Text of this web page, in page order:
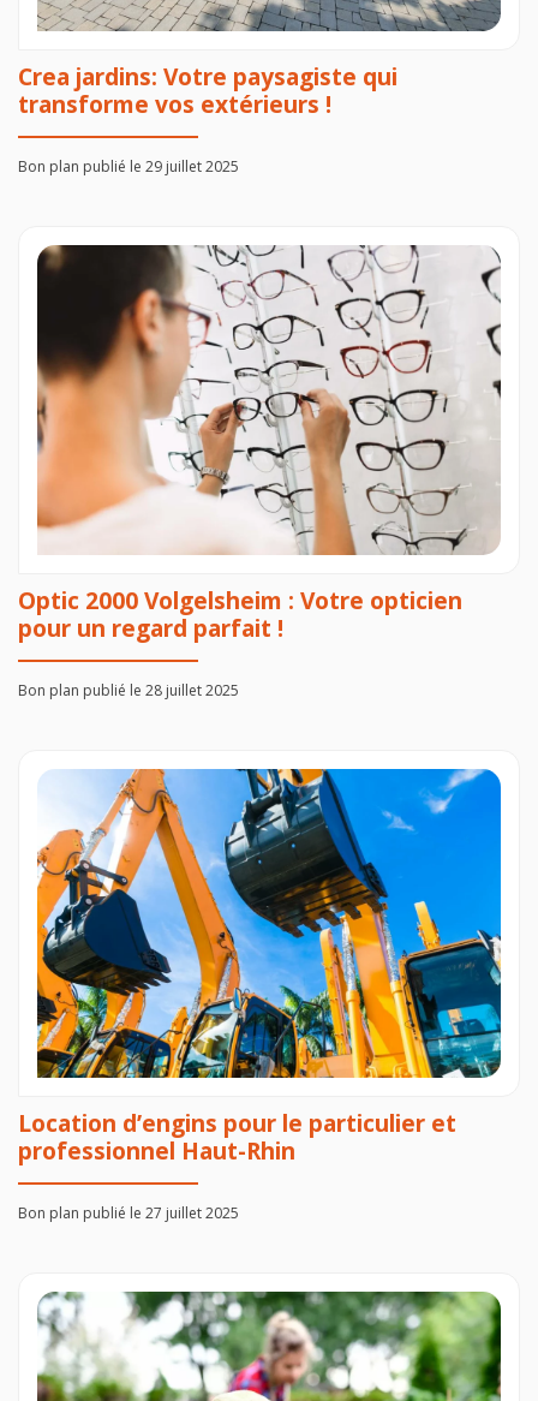
Crea jardins: Votre paysagiste qui
transforme vos extérieurs !
Bon plan publié le 29 juillet 2025
Optic 2000 Volgelsheim : Votre opticien
pour un regard parfait !
Bon plan publié le 28 juillet 2025
Location d’engins pour le particulier et
professionnel Haut-Rhin
Bon plan publié le 27 juillet 2025